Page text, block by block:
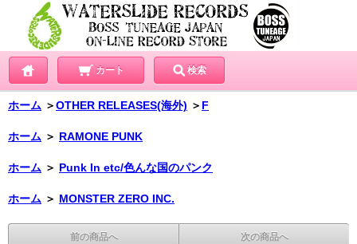
カート 検索
ホーム ＞OTHER RELEASES(海外) ＞ F
ホーム ＞ RAMONE PUNK
ホーム ＞ Punk In etc/色んな国のパンク
ホーム ＞ MONSTER ZERO INC.
前の商品へ 次の商品へ